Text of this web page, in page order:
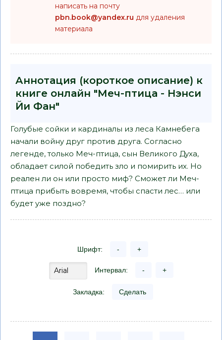
написать на почту
pbn.book@yandex.ru для удаления
материала
Аннотация (короткое описание) к
книге онлайн "Меч-птица - Нэнси
Йи Фан"
Голубые сойки и кардиналы из леса Камнебега
начали войну друг против друга. Согласно
легенде, только Меч-птица, сын Великого Духа,
обладает силой победить зло и помирить их. Но
реален ли он или просто миф? Сможет ли Меч-
птица прибыть вовремя, чтобы спасти лес… или
будет уже поздно?
Шрифт: - +
Интервал: - +
Закладка: Сделать